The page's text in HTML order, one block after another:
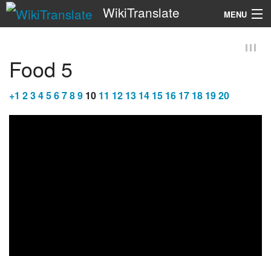
WikiTranslate MENU
Food 5
+1 23456789 10 11 12 13 14 15 16 17 18 1920